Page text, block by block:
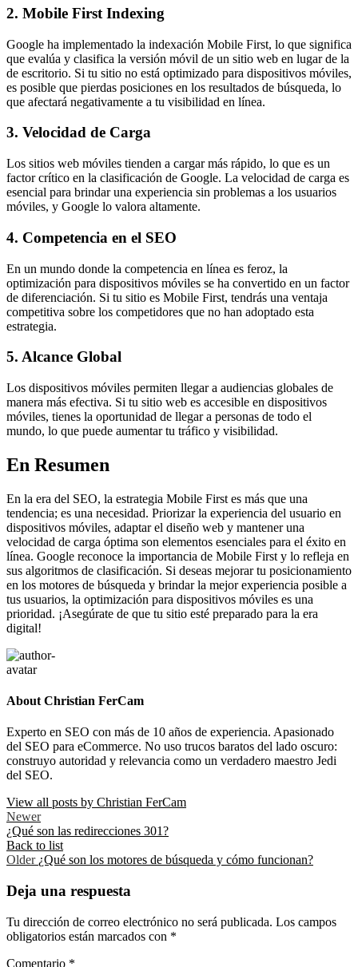
2. Mobile First Indexing
Google ha implementado la indexación Mobile First, lo que significa
que evalúa y clasifica la versión móvil de un sitio web en lugar de la
de escritorio. Si tu sitio no está optimizado para dispositivos móviles,
es posible que pierdas posiciones en los resultados de búsqueda, lo
que afectará negativamente a tu visibilidad en línea.
3. Velocidad de Carga
Los sitios web móviles tienden a cargar más rápido, lo que es un
factor crítico en la clasificación de Google. La velocidad de carga es
esencial para brindar una experiencia sin problemas a los usuarios
móviles, y Google lo valora altamente.
4. Competencia en el SEO
En un mundo donde la competencia en línea es feroz, la
optimización para dispositivos móviles se ha convertido en un factor
de diferenciación. Si tu sitio es Mobile First, tendrás una ventaja
competitiva sobre los competidores que no han adoptado esta
estrategia.
5. Alcance Global
Los dispositivos móviles permiten llegar a audiencias globales de
manera más efectiva. Si tu sitio web es accesible en dispositivos
móviles, tienes la oportunidad de llegar a personas de todo el
mundo, lo que puede aumentar tu tráfico y visibilidad.
En Resumen
En la era del SEO, la estrategia Mobile First es más que una
tendencia; es una necesidad. Priorizar la experiencia del usuario en
dispositivos móviles, adaptar el diseño web y mantener una
velocidad de carga óptima son elementos esenciales para el éxito en
línea. Google reconoce la importancia de Mobile First y lo refleja en
sus algoritmos de clasificación. Si deseas mejorar tu posicionamiento
en los motores de búsqueda y brindar la mejor experiencia posible a
tus usuarios, la optimización para dispositivos móviles es una
prioridad. ¡Asegúrate de que tu sitio esté preparado para la era
digital!
About Christian FerCam
Experto en SEO con más de 10 años de experiencia. Apasionado
del SEO para eCommerce. No uso trucos baratos del lado oscuro:
construyo autoridad y relevancia como un verdadero maestro Jedi
del SEO.
View all posts by Christian FerCam
Newer
¿Qué son las redirecciones 301?
Back to list
Older ¿Qué son los motores de búsqueda y cómo funcionan?
Deja una respuesta
Tu dirección de correo electrónico no será publicada. Los campos
obligatorios están marcados con *
Comentario *